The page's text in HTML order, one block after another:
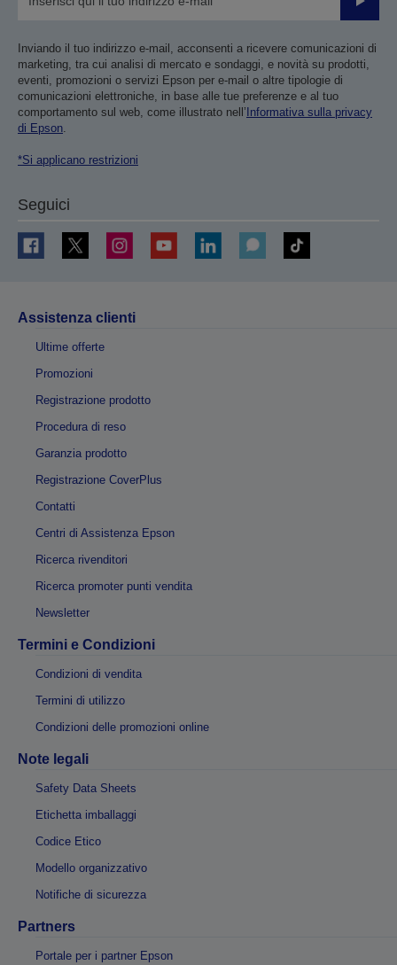
Invia
Inviando il tuo indirizzo e-mail, acconsenti a ricevere comunicazioni di
marketing, tra cui analisi di mercato e sondaggi, e novità su prodotti,
eventi, promozioni o servizi Epson per e-mail o altre tipologie di
comunicazioni elettroniche, in base alle tue preferenze e al tuo
comportamento sul web, come illustrato nell’ Informativa sulla privacy
di Epson.
*Si applicano restrizioni
Seguici
Assistenza clienti
Ultime offerte
Promozioni
Registrazione prodotto
Procedura di reso
Garanzia prodotto
Registrazione CoverPlus
Contatti
Centri di Assistenza Epson
Ricerca rivenditori
Ricerca promoter punti vendita
Newsletter
Termini e Condizioni
Condizioni di vendita
Termini di utilizzo
Condizioni delle promozioni online
Note legali
Safety Data Sheets
Etichetta imballaggi
Codice Etico
Modello organizzativo
Notifiche di sicurezza
Partners
Portale per i partner Epson